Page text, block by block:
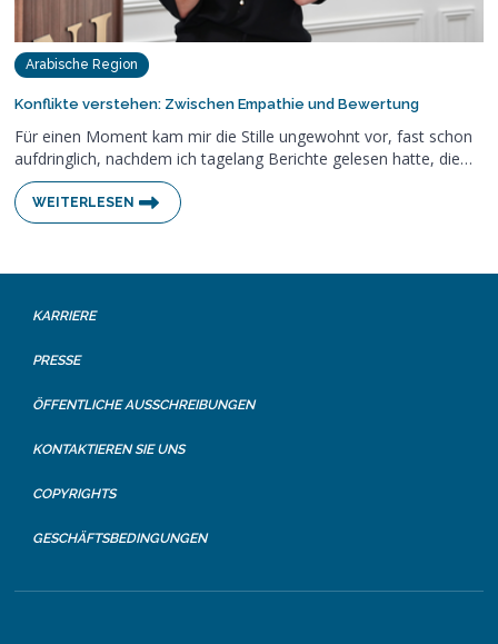
Arabische Region
Konflikte verstehen: Zwischen Empathie und Bewertung
Für einen Moment kam mir die Stille ungewohnt vor, fast schon
aufdringlich, nachdem ich tagelang Berichte gelesen hatte, die…
WEITERLESEN
KARRIERE
PRESSE
ÖFFENTLICHE AUSSCHREIBUNGEN
KONTAKTIEREN SIE UNS
COPYRIGHTS
GESCHÄFTSBEDINGUNGEN